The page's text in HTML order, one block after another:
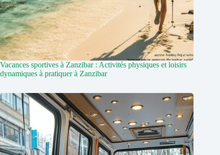
Vacances sportives à Zanzibar : Activités physiques et loisirs
dynamiques à pratiquer à Zanzibar